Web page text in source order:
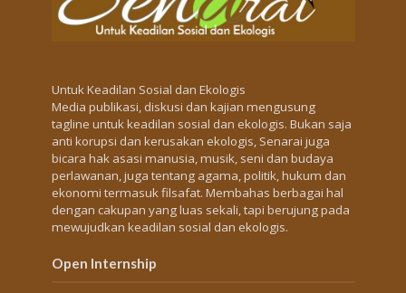
Untuk Keadilan Sosial dan Ekologis
Media publikasi, diskusi dan kajian mengusung
tagline untuk keadilan sosial dan ekologis. Bukan saja
anti korupsi dan kerusakan ekologis, Senarai juga
bicara hak asasi manusia, musik, seni dan budaya
perlawanan, juga tentang agama, politik, hukum dan
ekonomi termasuk filsafat. Membahas berbagai hal
dengan cakupan yang luas sekali, tapi berujung pada
mewujudkan keadilan sosial dan ekologis.
Open Internship